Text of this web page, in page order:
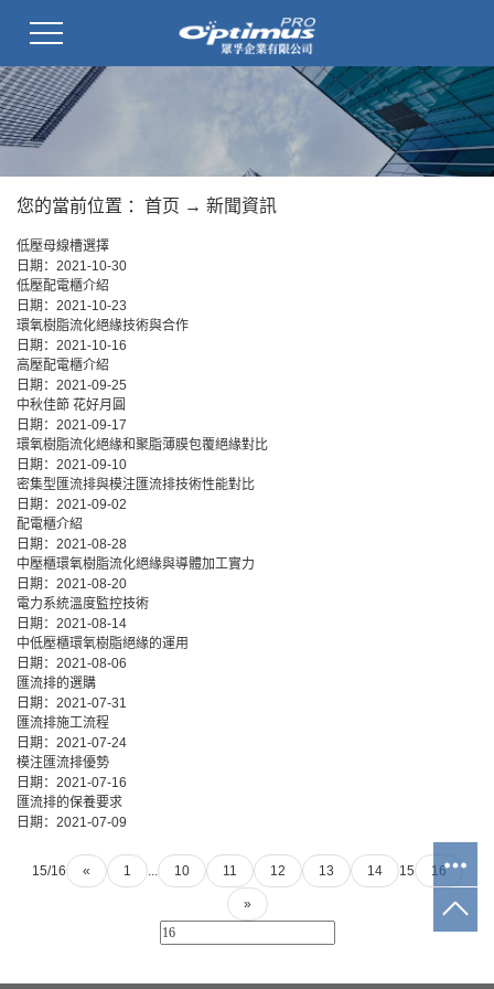
您的當前位置 ： 首页 → 新聞資訊
低壓母線槽選擇
日期： 2021-10-30
低壓配電櫃介紹
日期： 2021-10-23
環氧樹脂流化絕緣技術與合作
日期： 2021-10-16
高壓配電櫃介紹
日期： 2021-09-25
中秋佳節 花好月圓
日期： 2021-09-17
環氧樹脂流化絕緣和聚脂薄膜包覆絕緣對比
日期： 2021-09-10
密集型匯流排與模注匯流排技術性能對比
日期： 2021-09-02
配電櫃介紹
日期： 2021-08-28
中壓櫃環氧樹脂流化絕緣與導體加工實力
日期： 2021-08-20
電力系統溫度監控技術
日期： 2021-08-14
中低壓櫃環氧樹脂絕緣的運用
日期： 2021-08-06
匯流排的選購
日期： 2021-07-31
匯流排施工流程
日期： 2021-07-24
模注匯流排優勢
日期： 2021-07-16
匯流排的保養要求
日期： 2021-07-09
15/16 « 1 ... 10 11 12 13 14 15 16
»